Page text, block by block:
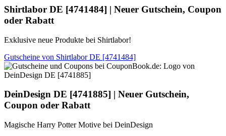
Shirtlabor DE [4741484] | Neuer Gutschein, Coupon
oder Rabatt
Exklusive neue Produkte bei Shirtlabor!
Gutscheine von Shirtlabor DE [4741484]
DeinDesign DE [4741885] | Neuer Gutschein,
Coupon oder Rabatt
Magische Harry Potter Motive bei DeinDesign